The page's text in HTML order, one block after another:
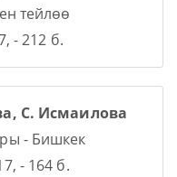
тейлөө
- 212 б.
С. Исмаилова
- Бишкек
- 164 б.